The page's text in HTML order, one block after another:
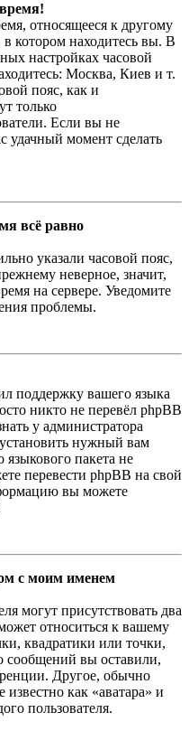
относящееся к другому
в котором находитесь вы. В
настройках часовой
Москва, Киев и т.
пояс, как и
только
Если вы не
удачный момент сделать
всё равно
указали часовой пояс,
неверное, значит,
на сервере. Уведомите
проблемы.
поддержку вашего языка
никто не перевёл phpBB
у администратора
нужный вам
языкового пакета не
перевести phpBB на свой
вы можете
с моим именем
могут присутствовать два
относиться к вашему
квадратики или точки,
сообщений вы оставили,
Другое, обычно
как «аватара» и
пользователя.